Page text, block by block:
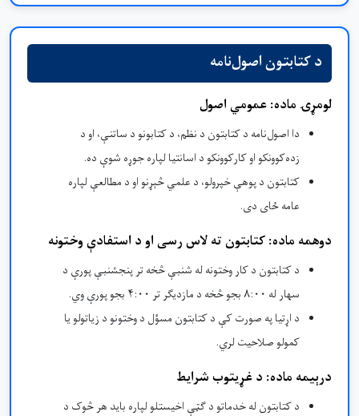
د کتابتون اصول‌نامه
لومړۍ ماده: عمومي اصول
دا اصول‌نامه د کتابتون د نظم، د کتابونو د ساتنې، او د
زده‌کوونکو او کارکوونکو د اسانتیا لپاره جوړه شوې ده.
کتابتون د پوهې خپرولو، د علمي څېړنو او د مطالعې لپاره
عامه ځای دی.
دوهمه ماده: کتابتون ته لاس رسی او د استفادې وختونه
د کتابتون د کار وختونه له شنبې څخه تر پنجشنبې پورې د
سهار له ۸:۰۰ بجو څخه د مازدیګر تر ۴:۰۰ بجو پورې وي.
د اړتیا په صورت کې د کتابتون مسؤل د وختونو د زیاتولو یا
کمولو صلاحیت لري.
درېیمه ماده: د غړيتوب شرایط
د کتابتون له خدماتو د ګټې اخیستلو لپاره باید هر څوک د